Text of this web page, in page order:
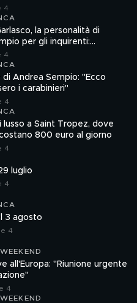
4
la personalità di
per gli inquirenti:
e bugiardo"
4
di Andrea Sempio: "Ecco
i carabinieri"
4
lusso a Saint Tropez, dove
800 euro al giorno
4
luglio
4
3 agosto
4
all'Europa: "Riunione urgente
4